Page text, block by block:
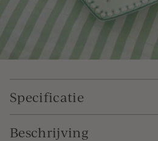
Specificatie
Beschrijving